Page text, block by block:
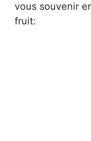
vous souvenir
fruit: